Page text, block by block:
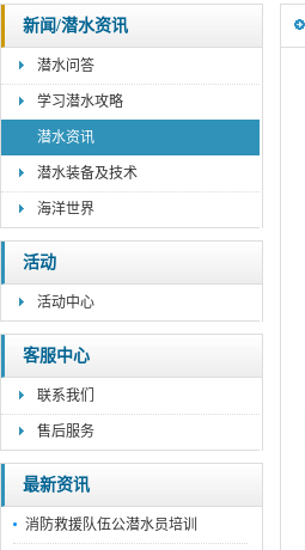
新闻/潜水资讯
潜水问答
学习潜水攻略
潜水资讯
潜水装备及技术
海洋世界
活动
活动中心
客服中心
联系我们
售后服务
最新资讯
消防救援队伍公潜水员培训